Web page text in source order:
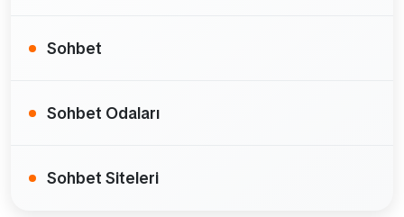
Sohbet
Sohbet Odaları
Sohbet Siteleri